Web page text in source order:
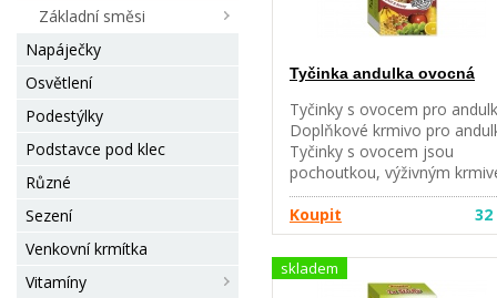
Základní směsi
Napáječky
Osvětlení
Podestýlky
Podstavce pod klec
Různé
Sezení
Venkovní krmítka
Vitamíny
Tyčinka andulka ovocná
Tyčinky s ovocem pro
Doplňkové krmivo pro
Tyčinky s ovocem jsou
pochoutkou, výživným
a hračkou zároveň. Jsou
vyrobeny z bohaté směsi
a dalších přírodních surovin,
včetně medu s přirozenými
zdroji vitamínů a minerálií a
Koupit 32
skladem